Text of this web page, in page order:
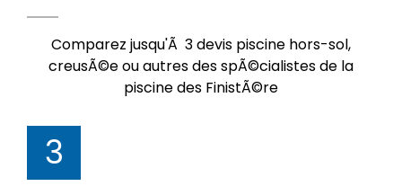
Comparez jusqu'Ã 3 devis piscine hors-sol,
creusÃ©e ou autres des spÃ©cialistes de la
piscine des FinistÃ©re
3